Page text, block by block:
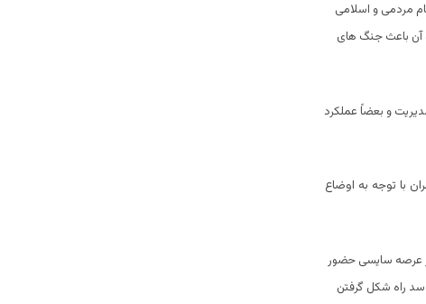
مردمی و اسلامی
آن باعث جنگ های
و بعضاً عملکرد
با توجه به اوضاع
عرصه سایسی حضور
سد راه شکل گرفتن